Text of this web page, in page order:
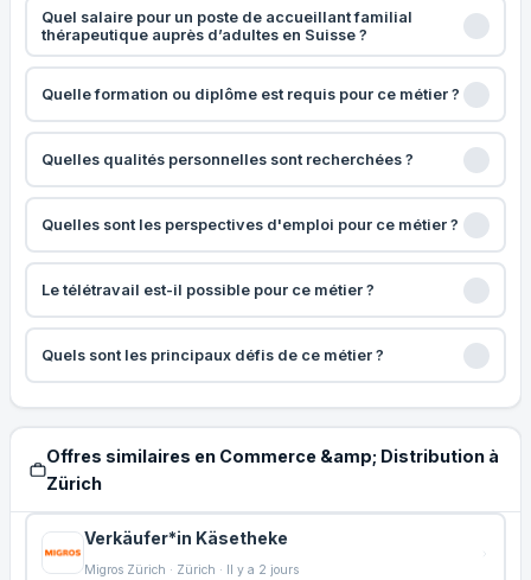
Quel salaire pour un poste de accueillant familial
thérapeutique auprès d’adultes en Suisse ?
Quelle formation ou diplôme est requis pour ce métier ?
Quelles qualités personnelles sont recherchées ?
Quelles sont les perspectives d'emploi pour ce métier ?
Le télétravail est-il possible pour ce métier ?
Quels sont les principaux défis de ce métier ?
Offres similaires en Commerce &amp; Distribution à
Zürich
Verkäufer*in Käsetheke
Migros Zürich · Zürich · Il y a 2 jours